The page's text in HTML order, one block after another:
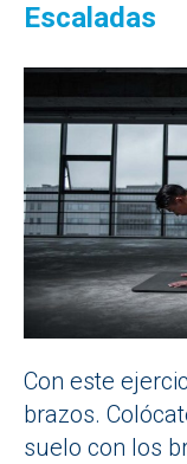
Escaladas
Con este
brazos.
suelo con los